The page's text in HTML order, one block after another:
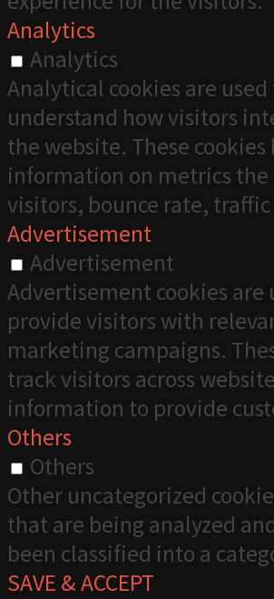
Analytics
Analytics
Analytical cookies are used
understand how visitors
the website. These
information on metrics
visitors, bounce rate, traffic
Advertisement
Advertisement
Advertisement cookies are
provide visitors with
marketing campaigns.
track visitors across
information to provide
Others
Others
Other uncategorized
that are being analyzed
been classified into a
SAVE & ACCEPT